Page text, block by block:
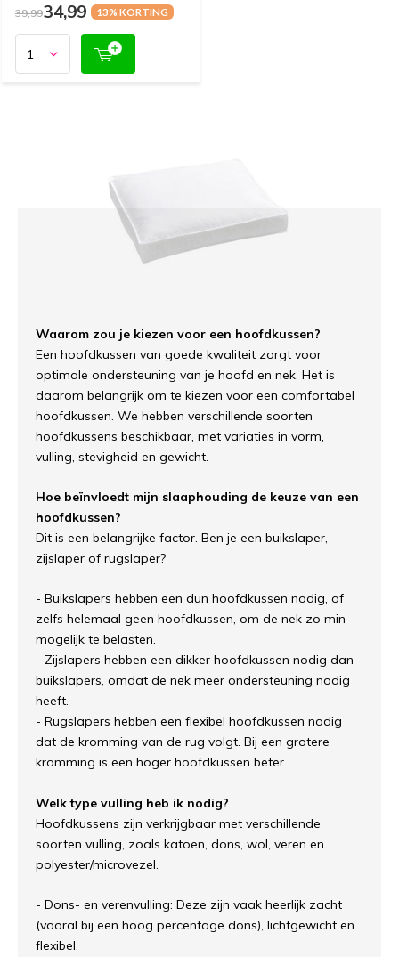
39,9934,99 13% KORTING
Waarom zou je kiezen voor een hoofdkussen?
Een hoofdkussen van goede kwaliteit zorgt voor
optimale ondersteuning van je hoofd en nek. Het is
daarom belangrijk om te kiezen voor een comfortabel
hoofdkussen. We hebben verschillende soorten
hoofdkussens beschikbaar, met variaties in vorm,
vulling, stevigheid en gewicht.
Hoe beïnvloedt mijn slaaphouding de keuze van een
hoofdkussen?
Dit is een belangrijke factor. Ben je een buikslaper,
zijslaper of rugslaper?
- Buikslapers hebben een dun hoofdkussen nodig, of
zelfs helemaal geen hoofdkussen, om de nek zo min
mogelijk te belasten.
- Zijslapers hebben een dikker hoofdkussen nodig dan
buikslapers, omdat de nek meer ondersteuning nodig
heeft.
- Rugslapers hebben een flexibel hoofdkussen nodig
dat de kromming van de rug volgt. Bij een grotere
kromming is een hoger hoofdkussen beter.
Welk type vulling heb ik nodig?
Hoofdkussens zijn verkrijgbaar met verschillende
soorten vulling, zoals katoen, dons, wol, veren en
polyester/microvezel.
- Dons- en verenvulling: Deze zijn vaak heerlijk zacht
(vooral bij een hoog percentage dons), lichtgewicht en
flexibel.